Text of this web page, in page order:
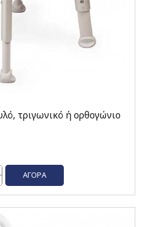
τριγωνικό ή ορθογώνιο
ΑΓΟΡΆ